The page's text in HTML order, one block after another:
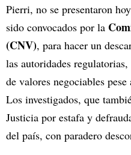
Pierri, no se presentaron
sido convocados por la
(CNV), para hacer un
las autoridades
de valores negociables
Los investigados, que
Justicia por estafa y
del país, con paradero